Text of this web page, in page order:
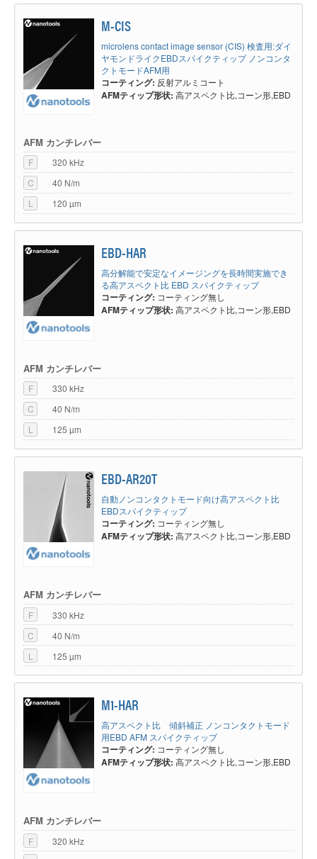
M-CIS
microlens contact image sensor (CIS) 検査用:ダイ
ヤモンドライクEBDスパイクティップ ノンコンタ
クトモードAFM用
コーティング: 反射アルミコート
AFMティップ形状: 高アスペクト比,コーン形,EBD
AFM カンチレバー
F
320 kHz
C
40 N/m
L
120 µm
EBD-HAR
高分解能で安定なイメージングを長時間実施でき
る高アスペクト比 EBD スパイクティップ
コーティング: コーティング無し
AFMティップ形状: 高アスペクト比,コーン形,EBD
AFM カンチレバー
F
330 kHz
C
40 N/m
L
125 µm
EBD-AR20T
自動ノンコンタクトモード向け高アスペクト比
EBDスパイクティップ
コーティング: コーティング無し
AFMティップ形状: 高アスペクト比,コーン形,EBD
AFM カンチレバー
F
330 kHz
C
40 N/m
L
125 µm
M1-HAR
高アスペクト比 傾斜補正 ノンコンタクトモード
用EBD AFM スパイクティップ
コーティング: コーティング無し
AFMティップ形状: 高アスペクト比,コーン形,EBD
AFM カンチレバー
F
320 kHz